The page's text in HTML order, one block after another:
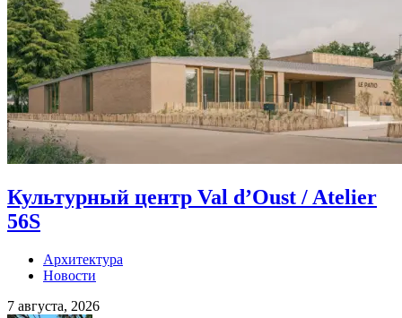
Культурный центр Val d’Oust / Atelier
56S
Архитектура
Новости
7 августа, 2026